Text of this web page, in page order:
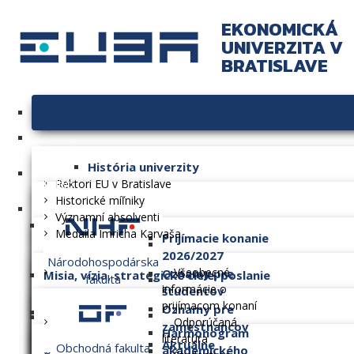
EKONOMICKÁ
UNIVERZITA V
BRATISLAVE
História univerzity
Rektori EU v Bratislave
Historické míľniky
Významní absolventi
Medaila Imricha Karvaša
Misia, vízia, strategické ciele, poslanie
Dlhodobý zámer
Fakulty
Národohospodárska
fakulta
Obchodná fakulta
Prijímacie konanie
2026/2027
Všeobecné
informácie o
prijímacom konaní
Odporúčaná
literatúra
Oznamy pre
študentov
Harmonogram
akademického
Oznamy pre
zamestnancov
Aktuálne